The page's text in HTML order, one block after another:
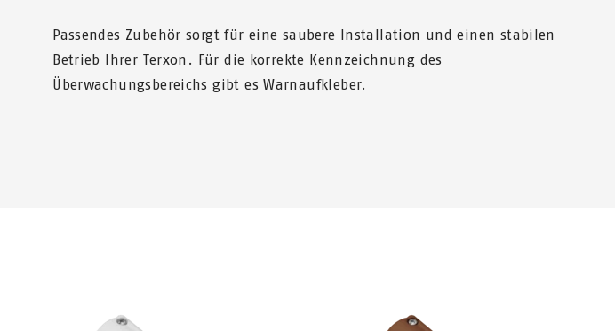
Passendes Zubehör sorgt für eine saubere Installation und einen stabilen
Betrieb Ihrer Terxon. Für die korrekte Kennzeichnung des
Überwachungsbereichs gibt es Warnaufkleber.